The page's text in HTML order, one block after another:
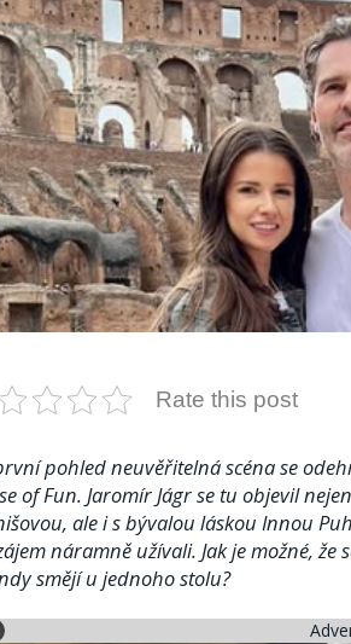
Rate this post
pohled neuvěřitelná scéna se
of Fun. Jaromír Jágr se tu objevil
ale i s bývalou láskou Innou
náramně užívali. Jak je možné,
smějí u jednoho stolu?